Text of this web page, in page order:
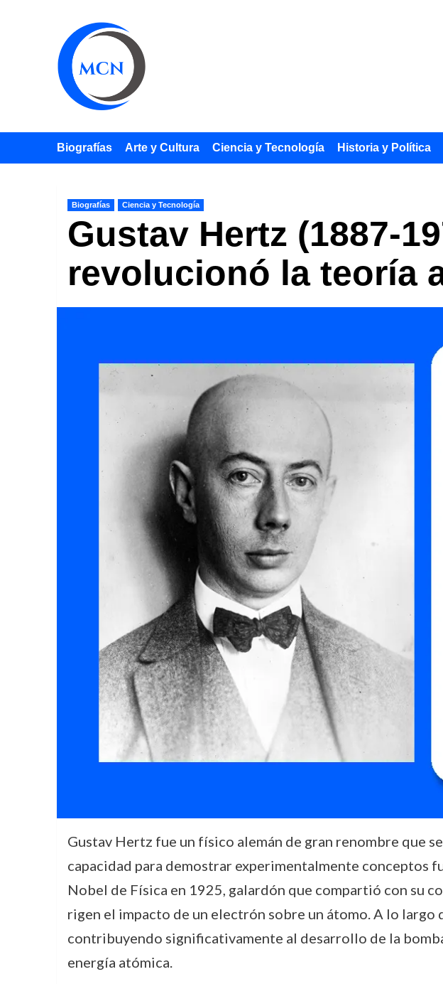
Biografías Arte y Cultura Ciencia y Tecnología Historia y Política
Biografías Ciencia y Tecnología
Gustav Hertz (1887-
revolucionó la teoría
Gustav Hertz fue un físico alemán de gran renombre que
capacidad para demostrar experimentalmente conceptos
Nobel de Física en 1925, galardón que compartió con su
rigen el impacto de un electrón sobre un átomo. A lo
contribuyendo significativamente al desarrollo de la
energía atómica.